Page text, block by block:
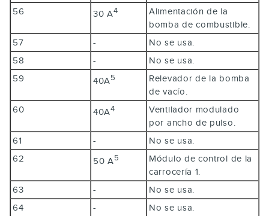
56 30 A4
Alimentación de la
bomba de combustible.
57
-
No se usa.
58
-
No se usa.
59
40A5
Relevador de la bomba
de vacío.
60
40A4
Ventilador modulado
por ancho de pulso.
61
-
No se usa.
62
50 A5
Módulo de control de la
carrocería 1.
63
-
No se usa.
64
-
No se usa.